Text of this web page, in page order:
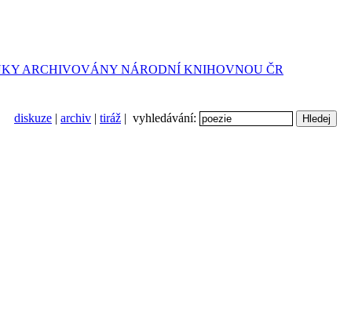
diskuze | archiv | tiráž | vyhledávání: